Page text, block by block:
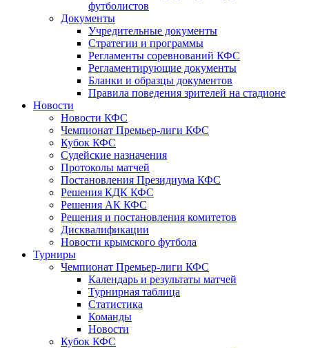
футболистов
Документы
Учредительные документы
Стратегии и программы
Регламенты соревнований КФС
Регламентирующие документы
Бланки и образцы документов
Правила поведения зрителей на стадионе
Новости
Новости КФС
Чемпионат Премьер-лиги КФС
Кубок КФС
Судейские назначения
Протоколы матчей
Постановления Президиума КФС
Решения КДК КФС
Решения АК КФС
Решения и постановления комитетов
Дисквалификации
Новости крымского футбола
Турниры
Чемпионат Премьер-лиги КФС
Календарь и результаты матчей
Турнирная таблица
Статистика
Команды
Новости
Кубок КФС